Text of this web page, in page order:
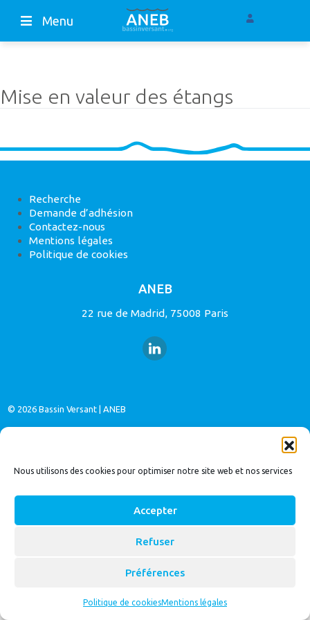
Nous utilisons des cookies pour optimiser notre site web et nos services
Accepter
Refuser
Préférences
Politique de cookiesMentions légales
Menu
Mise en valeur des étangs
Recherche
Demande d’adhésion
Contactez-nous
Mentions légales
Politique de cookies
ANEB
22 rue de Madrid, 75008 Paris
© 2026Bassin Versant |ANEB